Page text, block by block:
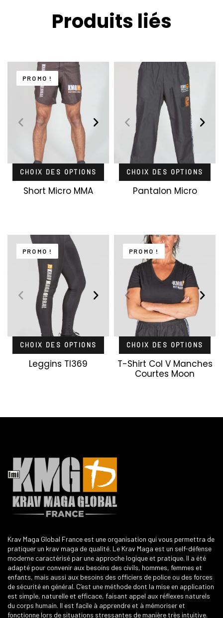
Produits liés
PROMO !
CHOIX DES OPTIONS
Short Micro MMA
CHOIX DES OPTIONS
Pantalon Micro
PROMO !
CHOIX DES OPTIONS
Leggins Tl369
PROMO !
CHOIX DES OPTIONS
T-Shirt Col V Manches
Courtes Moon
Krav Maga Global France est une organisation qui vous permettra de
pratiquer un krav maga de qualité. Le Krav Maga est un self-défense
moderne caractérisé par une approche logique et pratique. Il a été
adapté pour convenir aux besoins des civils, hommes, femmes et
enfants, mais aussi aux besoins des officiers de police ou des forces
de sécurité en général. C’est une méthode dont la mise en application
est simple, naturelle et efficace, faisant appel aux réflexes naturels
du corps humain. Il est facile à apprendre et à mémoriser et
fonctionne lors de situations stressantes de manière très intuitive.